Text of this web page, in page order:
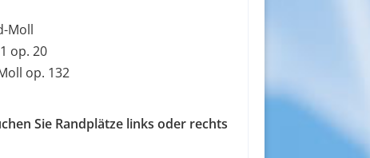
Moll
op. 20
op. 132
Sie Randplätze links oder rechts